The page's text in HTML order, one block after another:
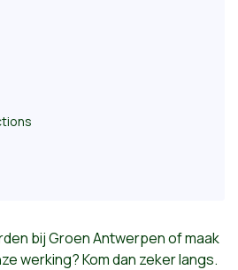
bij Groen Antwerpen of maak
werking? Kom dan zeker langs.